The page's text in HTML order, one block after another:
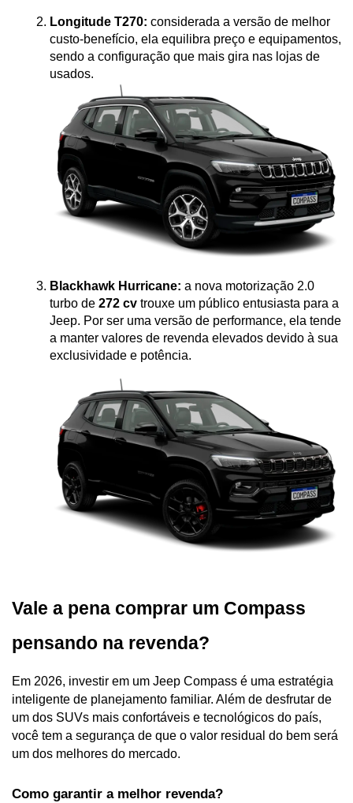
Longitude T270: considerada a versão de melhor
custo-benefício, ela equilibra preço e equipamentos,
sendo a configuração que mais gira nas lojas de
usados.
Blackhawk Hurricane: a nova motorização 2.0
turbo de 272 cv trouxe um público entusiasta para a
Jeep. Por ser uma versão de performance, ela tende
a manter valores de revenda elevados devido à sua
exclusividade e potência.
Vale a pena comprar um Compass
pensando na revenda?
Em 2026, investir em um Jeep Compass é uma estratégia
inteligente de planejamento familiar. Além de desfrutar de
um dos SUVs mais confortáveis e tecnológicos do país,
você tem a segurança de que o valor residual do bem será
um dos melhores do mercado.
Como garantir a melhor revenda?